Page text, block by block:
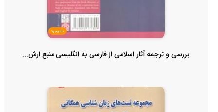
ناموجود
بررسی و ترجمه آثار اسلامی از فارسی به انگلیسی منبع ارش...